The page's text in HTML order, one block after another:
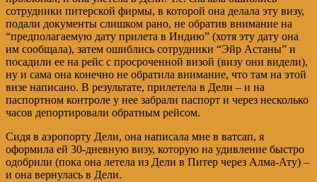
сотрудники питерской фирмы, в которой она делала эту визу,
подали документы слишком рано, не обратив внимание на
“предполагаемую дату прилета в Индию” (хотя эту дату она
им сообщала), затем ошиблись сотрудники “Эйр Астаны” и
посадили ее на рейс с просроченной визой (визу они видели),
ну и сама она конечно не обратила внимание, что там на этой
визе написано. В результате, прилетела в Дели – и на
паспортном контроле у нее забрали паспорт и через несколько
часов депортировали обратным рейсом.
Сидя в аэропорту Дели, она написала мне в ватсап, я
оформила ей 30-дневную визу, которую на удивление быстро
одобрили (пока она летела из Дели в Питер через Алма-Ату) –
и она вернулась в Дели.